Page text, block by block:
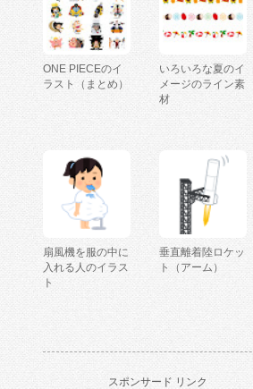
ONE PIECEのイ
ラスト（まとめ）
いろいろな夏のイ
メージのライン素
材
扇風機を服の中に
入れる人のイラス
ト
垂直離着陸ロケッ
ト（アーム）
スポンサード リンク